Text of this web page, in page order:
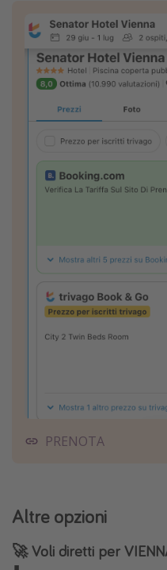
PRENOTA
Altre opzioni
🚀 Voli diretti per